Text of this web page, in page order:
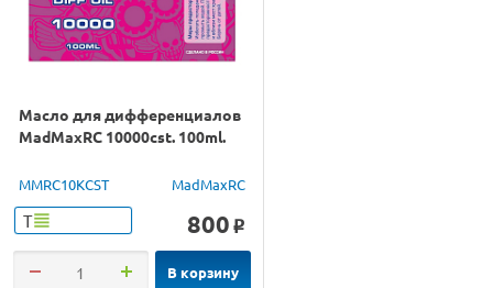
Масло для дифференциалов
MadMaxRC 10000cst. 100ml.
MMRC10KCST MadMaxRC
Т 800 o
В корзину